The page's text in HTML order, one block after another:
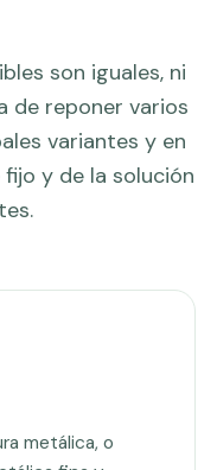
son iguales, ni
de reponer varios
variantes y en
y de la solución
metálica, o